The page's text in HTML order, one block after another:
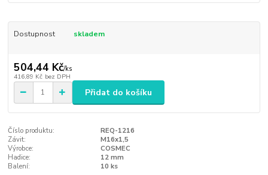
Dostupnost skladem
504,44 Kč/ks
416,89 Kč bez DPH
Přidat do košíku
Číslo produktu:
REQ-1216
Závit:
M16x1,5
Výrobce:
COSMEC
Hadice:
12 mm
Balení:
10 ks